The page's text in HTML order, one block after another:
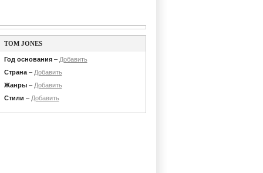
TOM JONES
Год основания– Добавить
Страна– Добавить
Жанры– Добавить
Стили – Добавить